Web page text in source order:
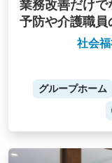
業務改善だけ
予防や介護職員
社会
グループホーム